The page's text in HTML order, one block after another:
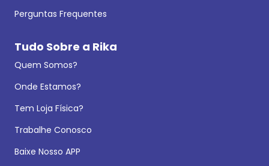
Perguntas Frequentes
Tudo Sobre a Rika
Quem Somos?
Onde Estamos?
Tem Loja Física?
Trabalhe Conosco
Baixe Nosso APP